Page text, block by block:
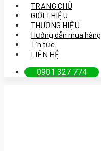
TRANG CHỦ
GIỚI THIỆU
THƯƠNG HIỆU
Hướng dẫn mua hàng
Tin tức
LIÊN HỆ
0901 327 774